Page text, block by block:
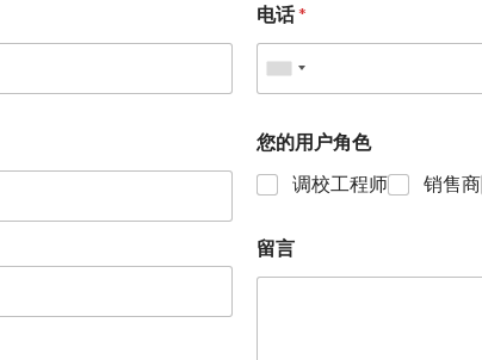
电话*
您的用户角色
调校工程师
销售商
留言